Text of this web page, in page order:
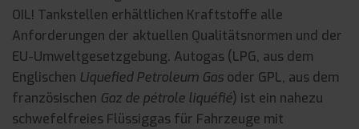
OIL! Tankstellen erhältlichen Kraftstoffe alle
Anforderungen der aktuellen Qualitätsnormen und der
EU-Umweltgesetz­gebung. Autogas (LPG, aus dem
Englischen Liquefied Petroleum Gas oder GPL, aus dem
französischen Gaz de pétrole liquéfié) ist ein nahezu
schwefelfreies Flüssiggas für Fahrzeuge mit